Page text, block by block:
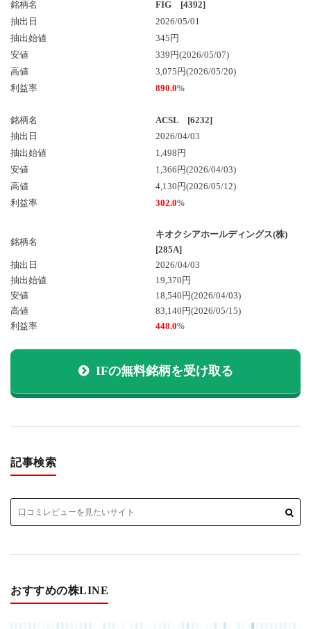
銘柄名
FIG [4392]
抽出日
2026/05/01
抽出始値
345円
安値
339円(2026/05/07)
高値
3,075円(2026/05/20)
利益率
890.0%
銘柄名
ACSL [6232]
抽出日
2026/04/03
抽出始値
1,498円
安値
1,366円(2026/04/03)
高値
4,130円(2026/05/12)
利益率
302.0%
銘柄名
キオクシアホールディングス(株)
[285A]
抽出日
2026/04/03
抽出始値
19,370円
安値
18,540円(2026/04/03)
高値
83,140円(2026/05/15)
利益率
448.0%
IFの無料銘柄を受け取る
記事検索
おすすめの株LINE